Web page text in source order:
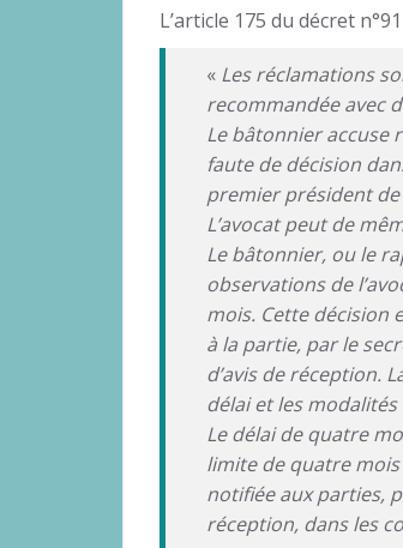
L’article 175 du décret
« Les réclamations
recommandée avec
Le bâtonnier accuse
faute de décision
premier président de
L’avocat peut de
Le bâtonnier, ou le
observations de
mois. Cette décision
à la partie, par le
d’avis de réception.
délai et les
Le délai de quatre
limite de quatre
notifiée aux parties,
réception, dans les